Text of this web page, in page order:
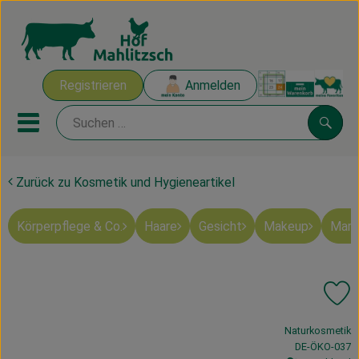
Registrieren Anmelden
Mobiles Menu öffnen oder
Ökokisten
Mahlitzscher Produkte
Zurück zu Kosmetik und Hygieneartikel
Körperpflege & Co. Haare Gesicht Makeup
, Verband:
Naturkosmetik
,DE-ÖKO-037